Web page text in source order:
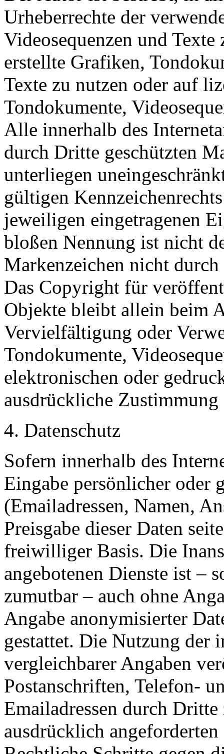
Urheberrechte der
Videosequenzen und
erstellte Grafiken,
Texte zu nutzen oder auf
Tondokumente,
Alle innerhalb des
durch Dritte geschützten
unterliegen
gültigen
jeweiligen eingetragenen
bloßen Nennung ist nicht
Markenzeichen nicht
Das Copyright für
Objekte bleibt allein beim
Vervielfältigung oder
Tondokumente,
elektronischen oder
ausdrückliche
4. Datenschutz
Sofern innerhalb des
Eingabe persönlicher oder
(Emailadressen, Namen,
Preisgabe dieser Daten
freiwilliger Basis. Die
angebotenen Dienste ist –
zumutbar – auch ohne
Angabe anonymisierter
gestattet. Die Nutzung der
vergleichbarer Angaben
Postanschriften, Telefon-
Emailadressen durch
ausdrücklich